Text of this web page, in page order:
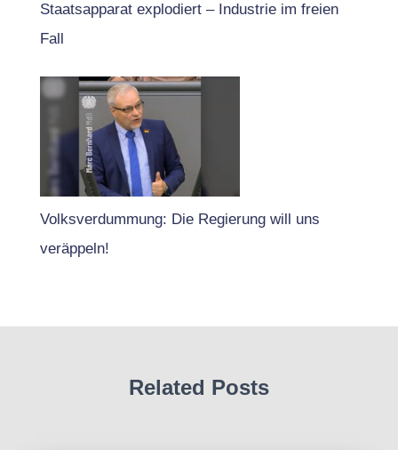
Staatsapparat explodiert – Industrie im freien
Fall
Volksverdummung: Die Regierung will uns
veräppeln!
Related Posts